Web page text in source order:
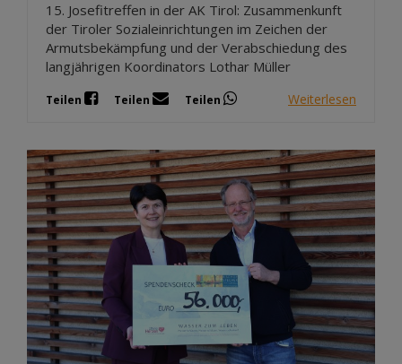
15. Josefitreffen in der AK Tirol: Zusammenkunft
der Tiroler Sozialeinrichtungen im Zeichen der
Armutsbekämpfung und der Verabschiedung des
langjährigen Koordinators Lothar Müller
Teilen Teilen Teilen Weiterlesen